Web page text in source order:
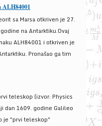
ALH84001
sa Marsa otkriven je 27.
na Antarktiku.Ovaj
ALH84001 i otkriven je
Pronašao ga tim
teleskop (izvor: Physics
dan 1609. godine Galileo
je "prvi teleskop"